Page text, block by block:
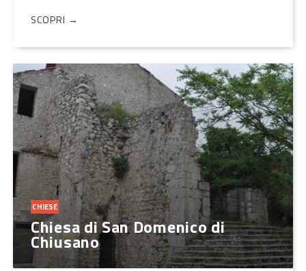
SCOPRI →
CHIESE
Chiesa di San Domenico di
Chiusano